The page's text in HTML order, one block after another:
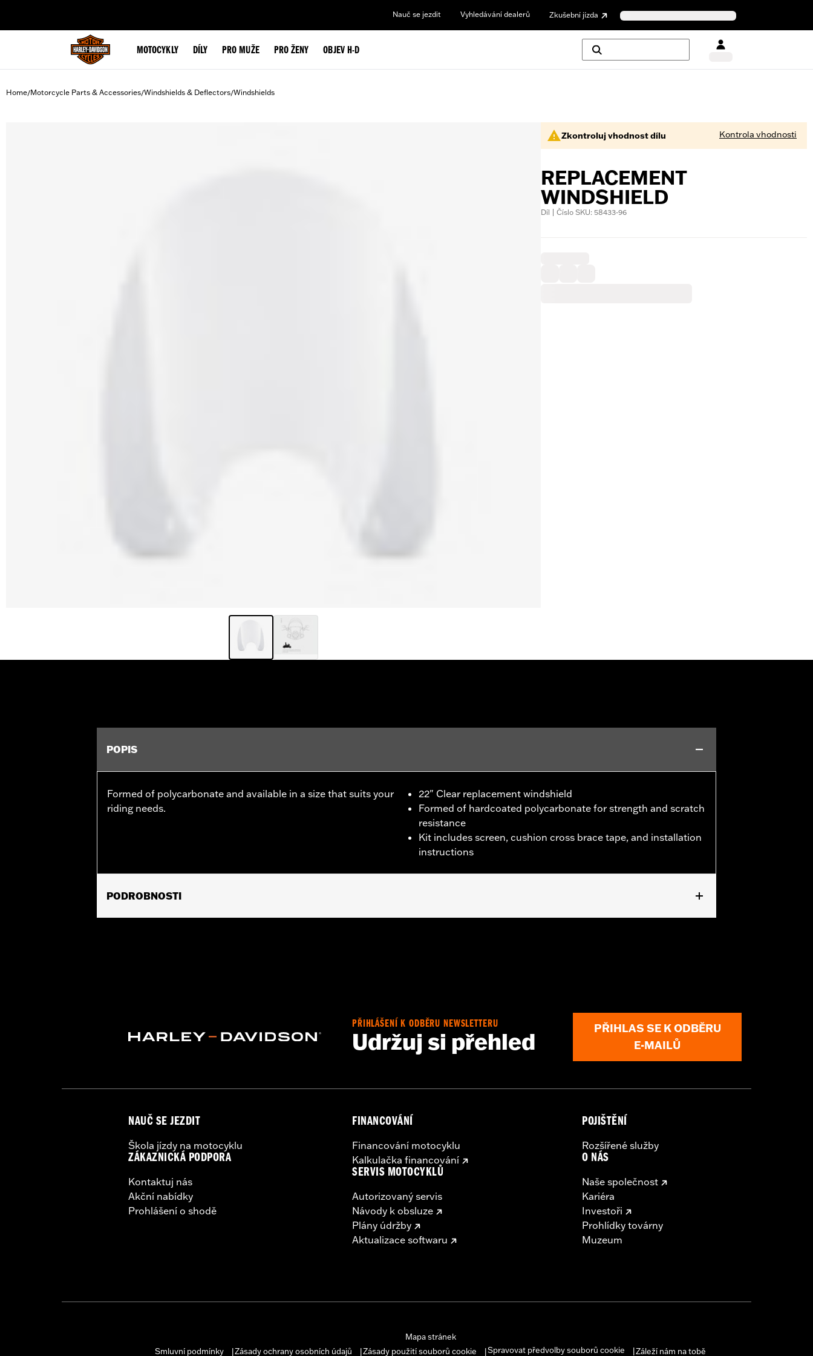
Nauč se jezdit Vyhledávání dealerů Zkušební jízda
MOTOCYKLY DÍLY PRO MUŽE PRO ŽENY OBJEV H-D
Home/Motorcycle Parts & Accessories/Windshields & Deflectors/Windshields
Zkontroluj vhodnost dílu Kontrola vhodnosti
REPLACEMENT
WINDSHIELD
Díl | Číslo SKU: 58433-96
POPIS
Formed of polycarbonate and available in a size that suits your
riding needs.
22" Clear replacement windshield
Formed of hardcoated polycarbonate for strength and scratch
resistance
Kit includes screen, cushion cross brace tape, and installation
instructions
PODROBNOSTI
Windshield Height above Headlamp UOM:Inches
PŘIHLÁŠENÍ K ODBĚRU NEWSLETTERU
Udržuj si přehled
PŘIHLAS SE K ODBĚRU
E-MAILŮ
NAUČ SE JEZDIT
Škola jízdy na motocyklu
ZÁKAZNICKÁ PODPORA
Kontaktuj nás
Akční nabídky
Prohlášení o shodě
FINANCOVÁNÍ
Financování motocyklu
Kalkulačka financování
SERVIS MOTOCYKLŮ
Autorizovaný servis
Návody k obsluze
Plány údržby
Aktualizace softwaru
POJIŠTĚNÍ
Rozšířené služby
O NÁS
Naše společnost
Kariéra
Investoři
Prohlídky továrny
Muzeum
Mapa stránek
Smluvní podmínky
Zásady ochrany osobních údajů Zásady použití souborů cookie Spravovat předvolby souborů cookie Záleží nám na tobě